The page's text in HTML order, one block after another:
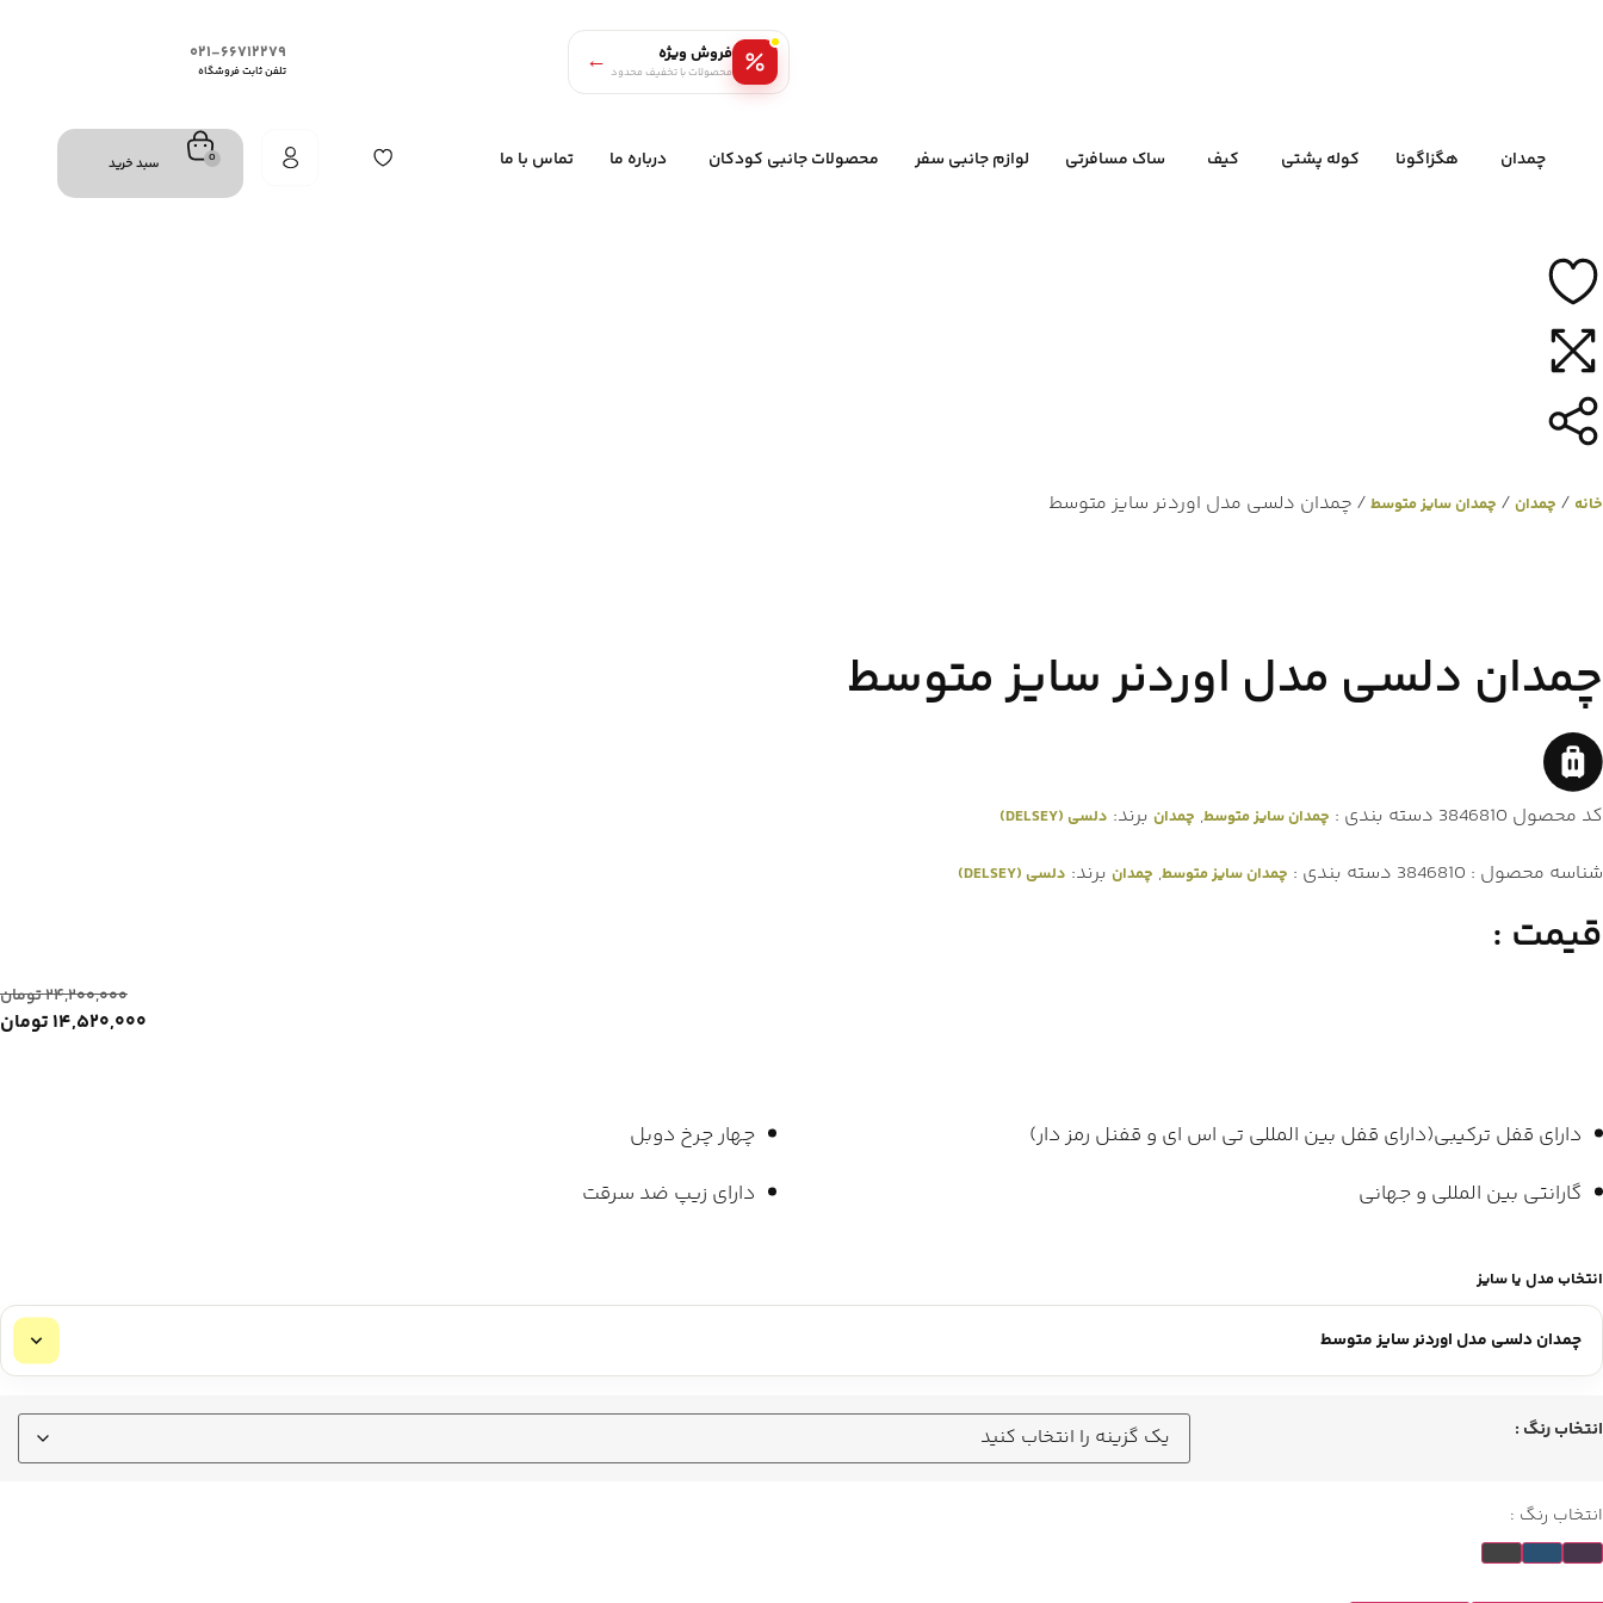
۰۲۱-۶۶۷۱۲۲۷۹
تلفن ثابت فروشگاه
فروش ویژه
محصولات با تخفیف محدود ←
چمدان هگزاگونا کوله پشتی کیف ساک مسافرتی لوازم جانبی سفر محصولات جانبی کودکان درباره ما تماس با ما سبد خرید 0
خانه / چمدان / چمدان سایز متوسط / چمدان دلسی مدل اوردنر سایز متوسط
چمدان دلسی مدل اوردنر سایز متوسط
کد محصول 3846810 دسته بندی : چمدان سایز متوسط, چمدان برند: دلسی (DELSEY)
شناسه محصول : 3846810 دسته بندی : چمدان سایز متوسط, چمدان برند: دلسی (DELSEY)
قیمت :
۲۴,۲۰۰,۰۰۰تومان
۱۴,۵۲۰,۰۰۰تومان
دارای قفل ترکیبی(دارای قفل بین المللی تی اس ای و قفنل رمز دار)
چهار چرخ دوبل
گارانتی بین المللی و جهانی
دارای زیپ ضد سرقت
انتخاب مدل یا سایز
انتخاب رنگ :
انتخاب رنگ :